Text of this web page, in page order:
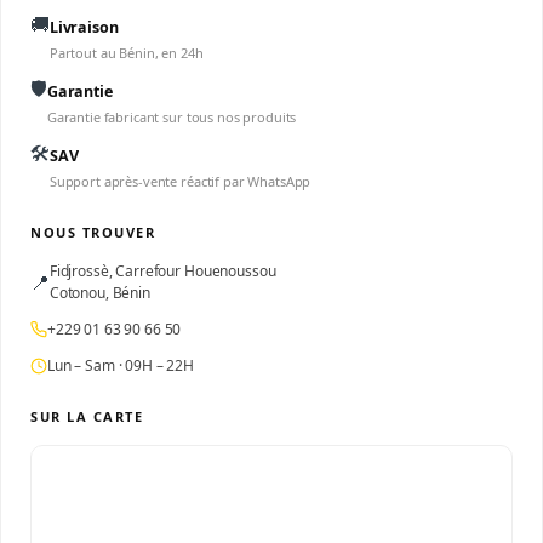
🚚Livraison
Partout au Bénin, en 24h
🛡️Garantie
Garantie fabricant sur tous nos produits
🛠️SAV
Support après-vente réactif par WhatsApp
NOUS TROUVER
📍Fidjrossè, Carrefour Houenoussou
Cotonou, Bénin
+229 01 63 90 66 50
Lun – Sam · 09H – 22H
SUR LA CARTE